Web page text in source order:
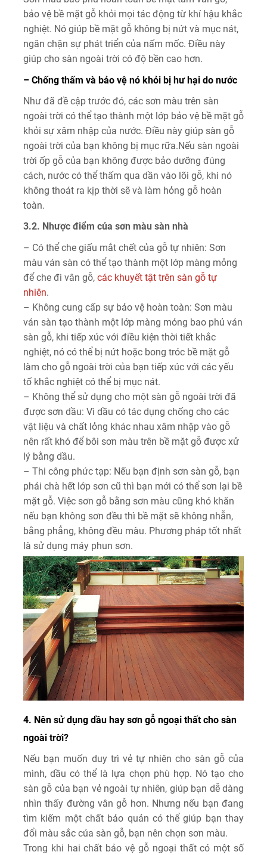
bảo vệ bề mặt gỗ khỏi mọi tác động từ khí hậu khắc
nghiệt. Nó giúp bề mặt gỗ không bị nứt và mục nát,
ngăn chặn sự phát triển của nấm mốc. Điều này
giúp cho sàn ngoài trời có độ bền cao hơn.
– Chống thấm và bảo vệ nó khỏi bị hư hại do nước
Như đã đề cập trước đó, các sơn màu trên sàn
ngoài trời có thể tạo thành một lớp bảo vệ bề mặt gỗ
khỏi sự xâm nhập của nước. Điều này giúp sàn gỗ
ngoài trời của bạn không bị mục rữa.Nếu sàn ngoài
trời ốp gỗ của bạn không được bảo dưỡng đúng
cách, nước có thể thấm qua dần vào lõi gỗ, khi nó
không thoát ra kịp thời sẽ và làm hỏng gỗ hoàn
toàn.
3.2. Nhược điểm của sơn màu sàn nhà
– Có thể che giấu mắt chết của gỗ tự nhiên: Sơn
màu ván sàn có thể tạo thành một lớp màng mỏng
để che đi vân gỗ, các khuyết tật trên sàn gỗ tự
nhiên.
– Không cung cấp sự bảo vệ hoàn toàn: Sơn màu
ván sàn tạo thành một lớp màng mỏng bao phủ ván
sàn gỗ, khi tiếp xúc với điều kiện thời tiết khắc
nghiệt, nó có thể bị nứt hoặc bong tróc bề mặt gỗ
làm cho gỗ ngoài trời của bạn tiếp xúc với các yếu
tố khắc nghiệt có thể bị mục nát.
– Không thể sử dụng cho một sàn gỗ ngoài trời đã
được sơn dầu: Vì dầu có tác dụng chống cho các
vật liệu và chất lỏng khác nhau xâm nhập vào gỗ
nên rất khó để bôi sơn màu trên bề mặt gỗ được xử
lý bằng dầu.
– Thi công phức tạp: Nếu bạn định sơn sàn gỗ, bạn
phải chà hết lớp sơn cũ thì bạn mới có thể sơn lại bề
mặt gỗ. Việc sơn gỗ bằng sơn màu cũng khó khăn
nếu bạn không sơn đều thì bề mặt sẽ không nhẵn,
bằng phẳng, không đều màu. Phương pháp tốt nhất
là sử dụng máy phun sơn.
4. Nên sử dụng dầu hay sơn gỗ ngoại thất cho sàn
ngoài trời?
Nếu bạn muốn duy trì vẻ tự nhiên cho sàn gỗ của
mình, dầu có thể là lựa chọn phù hợp. Nó tạo cho
sàn gỗ của bạn vẻ ngoài tự nhiên, giúp bạn dễ dàng
nhìn thấy đường vân gỗ hơn. Nhưng nếu bạn đang
tìm kiếm một chất bảo quản có thể giúp bạn thay
đổi màu sắc của sàn gỗ, bạn nên chọn sơn màu.
Trong khi hai chất bảo vệ gỗ ngoại thất có một số